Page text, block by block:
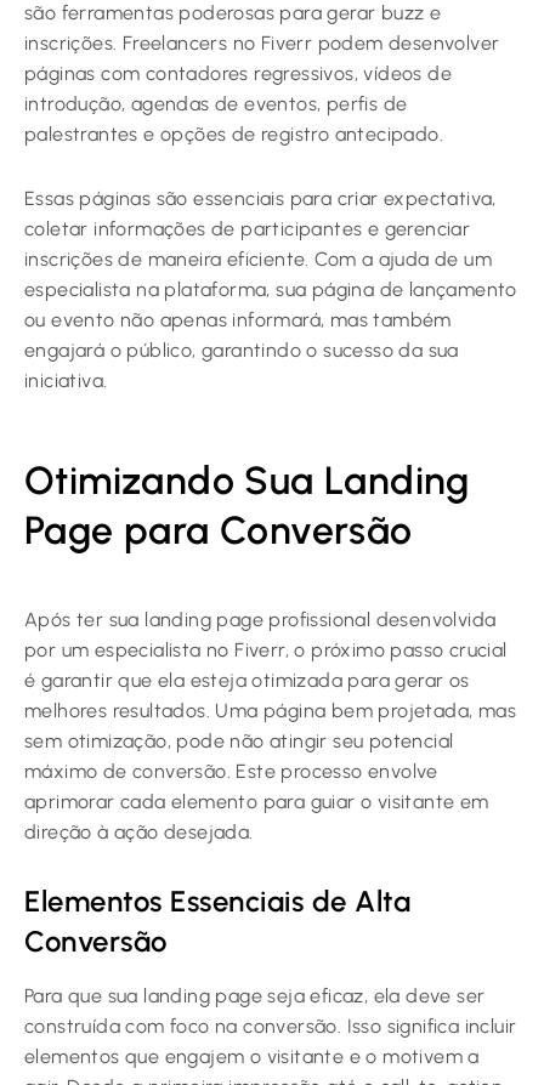
são ferramentas poderosas para gerar buzz e
inscrições. Freelancers no Fiverr podem desenvolver
páginas com contadores regressivos, vídeos de
introdução, agendas de eventos, perfis de
palestrantes e opções de registro antecipado.
Essas páginas são essenciais para criar expectativa,
coletar informações de participantes e gerenciar
inscrições de maneira eficiente. Com a ajuda de um
especialista na plataforma, sua página de lançamento
ou evento não apenas informará, mas também
engajará o público, garantindo o sucesso da sua
iniciativa.
Otimizando Sua Landing
Page para Conversão
Após ter sua landing page profissional desenvolvida
por um especialista no Fiverr, o próximo passo crucial
é garantir que ela esteja otimizada para gerar os
melhores resultados. Uma página bem projetada, mas
sem otimização, pode não atingir seu potencial
máximo de conversão. Este processo envolve
aprimorar cada elemento para guiar o visitante em
direção à ação desejada.
Elementos Essenciais de Alta
Conversão
Para que sua landing page seja eficaz, ela deve ser
construída com foco na conversão. Isso significa incluir
elementos que engajem o visitante e o motivem a